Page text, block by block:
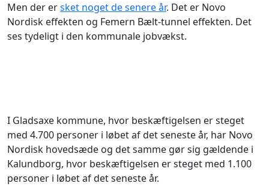
Men der ersket noget de senere år. Det er Novo
Nordisk effekten og Femern Bælt-tunnel effekten. Det
ses tydeligt i den kommunale jobvækst.
I Gladsaxe kommune, hvor beskæftigelsen er steget
med 4.700 personer i løbet af det seneste år, har Novo
Nordisk hovedsæde og det samme gør sig gældende i
Kalundborg, hvor beskæftigelsen er steget med 1.100
personer i løbet af det seneste år.